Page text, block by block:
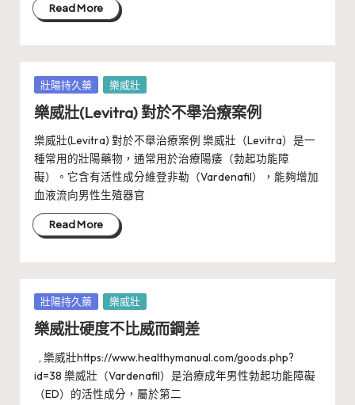
Read More
Posted
in
壯陽持久藥 樂威壯
樂威壯(Levitra) 對於不舉治療案例
樂威壯(Levitra) 對於不舉治療案例 樂威壯（Levitra）是一
種常用的壯陽藥物，通常用於治療陽痿（勃起功能障
礙）。它含有活性成分維登非勒（Vardenafil），能夠增加
血液流向男性生殖器官
Read More
Posted
in
壯陽持久藥 樂威壯
樂威壯硬度不比威而鋼差
, 樂威壯https://www.healthymanual.com/goods.php?
id=38 樂威壯（Vardenafil）是治療成年男性勃起功能障礙
（ED）的活性成分，屬於第二